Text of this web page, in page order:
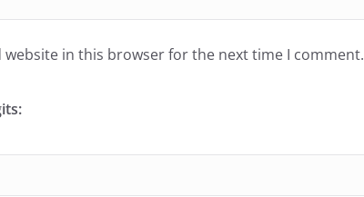
website in this browser for the next time I comment.